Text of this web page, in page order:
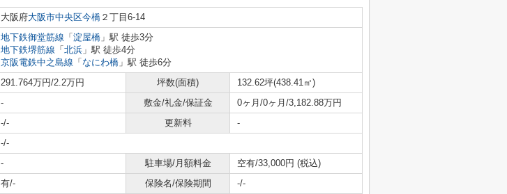
大阪府大阪市中央区今橋 ２丁目6-14
地下鉄御堂筋線 「 淀屋橋 」駅 徒歩3分
地下鉄堺筋線 「 北浜 」駅 徒歩4分
京阪電鉄中之島線 「 なにわ橋 」駅 徒歩6分
291.764万円/2.2万円 坪数(面積)
132.62坪(438.41㎡)
- 敷金/礼金/保証金
0ヶ月/0ヶ月/3,182.88万円
-/- 更新料
-
-/-
- 駐車場/月額料金
空有/33,000円 (税込)
有/- 保険名/保険期間
-/-